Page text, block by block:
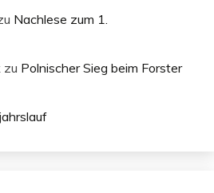
Nachlese zum 1.
zu Polnischer Sieg beim Forster